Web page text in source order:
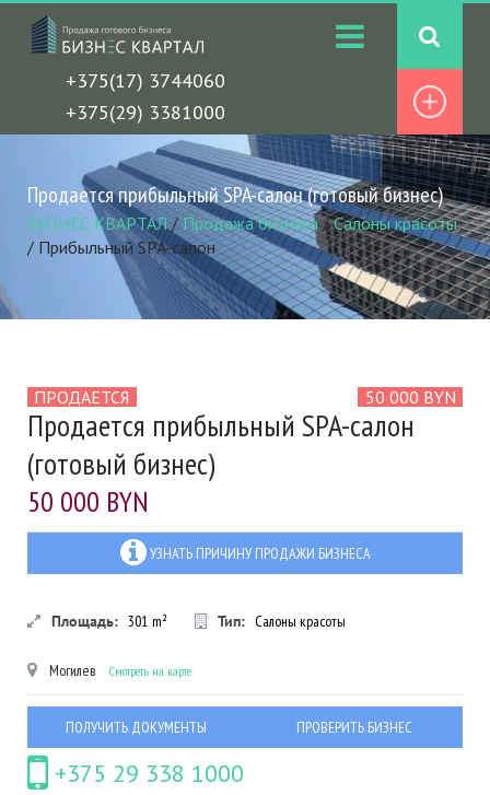
+375(17) 3744060
+375(29) 3381000
Продается прибыльный SPA-салон (готовый бизнес)
БИЗНЕС КВАРТАЛ/Продажа бизнеса/Салоны красоты
/ Прибыльный SPA-салон
ПРОДАЕТСЯ 50 000 BYN
Продается прибыльный SPA-салон
(готовый бизнес)
50 000 BYN
УЗНАТЬ ПРИЧИНУ ПРОДАЖИ БИЗНЕСА
Площадь: 301 m² Тип: Салоны красоты
Могилев Смотреть на карте
ПОЛУЧИТЬ ДОКУМЕНТЫ ПРОВЕРИТЬ БИЗНЕС
+375 29 338 1000